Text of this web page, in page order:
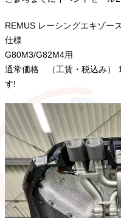
REMUS レーシングエキゾー
仕様
G80M3/G82M4用
通常価格 （工賃・税込み
す!